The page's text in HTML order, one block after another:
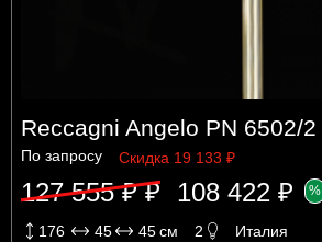
Reccagni Angelo PN 6502/2
По запросу Скидка 19 133 ₽
127 555 ₽ ₽ 108 422 ₽ %
176 45 45см 2 Италия